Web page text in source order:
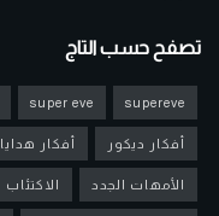
تصفح حسب التاج
supereve
super eve
أفكار ديكور أفكار هدايا
الأمهات الجدد الاكتئاب